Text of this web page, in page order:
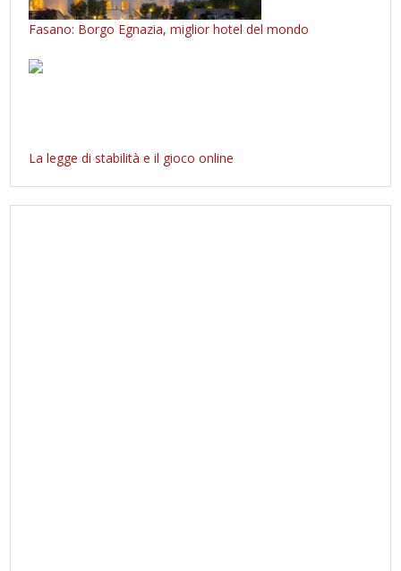
Fasano: Borgo Egnazia, miglior hotel del mondo
La legge di stabilità e il gioco online